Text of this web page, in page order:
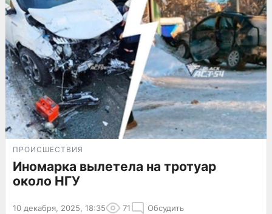
ПРОИСШЕСТВИЯ
Иномарка вылетела на тротуар
около НГУ
10 декабря, 2025, 18:35 71 Обсудить